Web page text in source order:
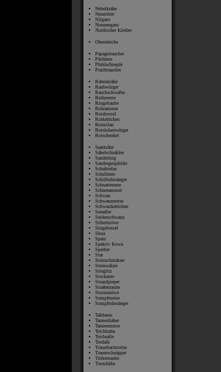
Nebelkrähe
Neuntöter
Nilgans
Nonnengans
Nordischer Kleiber
Ohrenlerche
Papageitaucher
Pfeifente
Pfuhlschnepfe
Prachttaucher
Rabenkrähe
Raubwürger
Rauchschwalbe
Reiherente
Ringeltaube
Rohrammer
Rotdrossel
Rotkehlchen
Rotmilan
Rotrückenwürger
Rotschenkel
Saatkrähe
Säbelschnäbler
Sanderling
Sandregenpfeifer
Schafstelze
Schellente
Schilfrohrsänger
Schnatterente
Schneeammer
Schwan
Schwanzmeise
Schwarzkehlchen
Seeadler
Seidenschwanz
Silbermöwe
Singdrossel
Skua
Spatz
Spektiv Kowa
Sperber
Star
Steinschmätzer
Steinwälzer
Stieglitz
Stockente
Strandpieper
Straßentaube
Sturmmöwe
Sumpfmeise
Sumpfrohrsänger
Tafelente
Tannenhäher
Tannenmeise
Teichhuhn
Teichralle
Tordalk
Trauerbachstelze
Trauerschnäpper
Türkentaube
Turmfalke